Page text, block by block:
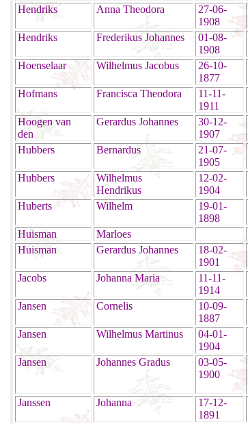
Hendriks Anna Theodora
27-06-
1908
Hendriks Frederikus Johannes
01-08-
1908
Hoenselaar Wilhelmus Jacobus
26-10-
1877
Hofmans
Francisca Theodora
11-11-
1911
Hoogen van
den
Gerardus Johannes
30-12-
1907
Hubbers Bernardus
21-07-
1905
Hubbers
Wilhelmus
Hendrikus
12-02-
1904
Huberts
Wilhelm
19-01-
1898
Huisman
Marloes
Huisman
Gerardus Johannes
18-02-
1901
Jacobs Johanna Maria
11-11-
1914
Jansen Cornelis
10-09-
1887
Jansen
Wilhelmus Martinus
04-01-
1904
Jansen Johannes Gradus
03-05-
1900
Janssen
Johanna
17-12-
1891